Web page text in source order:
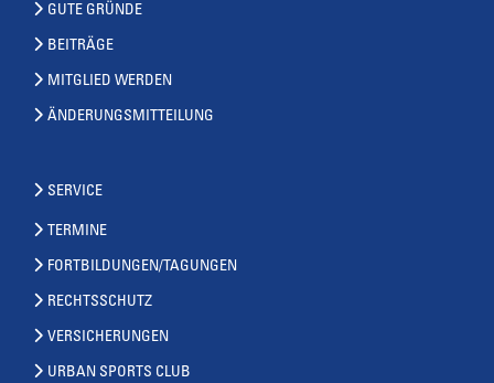
GUTE GRÜNDE
BEITRÄGE
MITGLIED WERDEN
ÄNDERUNGSMITTEILUNG
SERVICE
TERMINE
FORTBILDUNGEN/TAGUNGEN
RECHTSSCHUTZ
VERSICHERUNGEN
URBAN SPORTS CLUB